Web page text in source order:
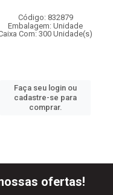
Código: 832879
Embalagem: Unidade
Com: 300 Unidade(s)
Faça seu login ou
cadastre-se para
comprar.
ofertas!